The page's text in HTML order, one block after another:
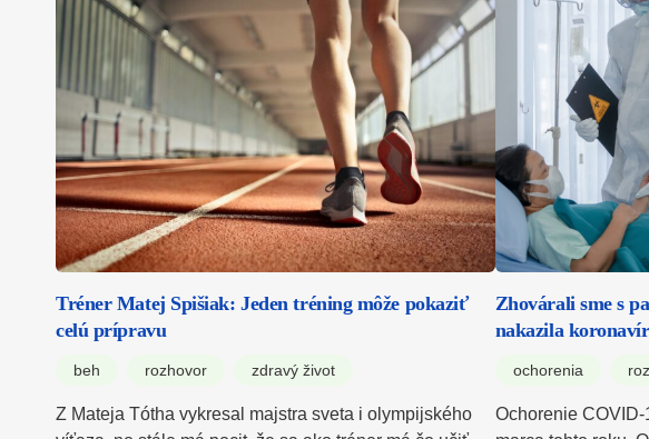
Tréner Matej Spišiak: Jeden tréning môže pokaziť
celú prípravu
beh rozhovor zdravý život
Z Mateja Tótha vykresal majstra sveta i olympijského
Zhovárali sme s
nakazila
ochorenia
Ochorenie